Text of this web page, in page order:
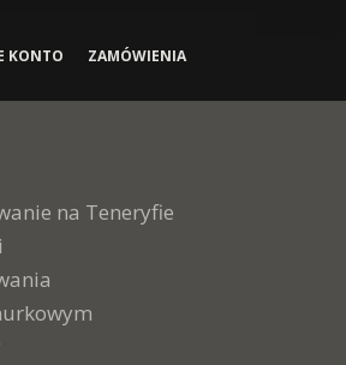
KONTO ZAMÓWIENIA
na Teneryfie